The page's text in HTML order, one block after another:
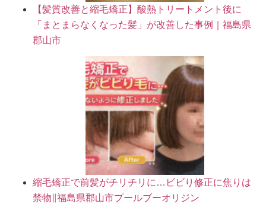
【髪質改善と縮毛矯正】酸熱トリートメント後に
「まとまらなくなった髪」が改善した事例｜福島県
郡山市
縮毛矯正で前髪がチリチリに…ビビり修正に焦りは
禁物∥福島県郡山市プールブーオリジン